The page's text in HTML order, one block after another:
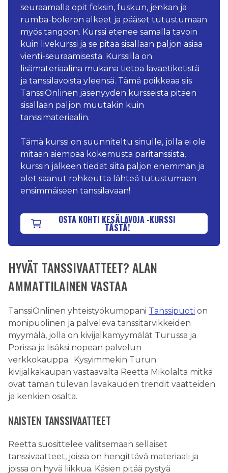
seuraamalla opit foksin, fuskun, jenkan ja
rumba-boleron alkeet ja pääset tutustumaan
myös tangoon. Kurssi etenee samalla tavoin
kuin livekurssi ja se pitää sisällään paljon asiaa
vienti-seuraamisesta. Kurssilla on
lisämateriaalina mukana tietoa lavaetiketistä
ja tanssilavoista yleensä. Tämä poikkeaa siis
TanssiOnlinen jäsenyyden kursseista pitäen
sisällään paljon muutakin kuin
tanssimateriaalin.
Tämä kurssi on suunniteltu sinulle, jolla ei ole
mitään aiempaa kokemusta paritanssista,
kurssin jälkeen tiedät siitä paljon enemmän ja
olet saanut rohkeutta lähteä tutustumaan
ensimmäiseen tanssilavaan!
OSTA KOHTI KESÄLAVOJA -KURSSI
TÄSTÄ!
HYVÄT TANSSIVAATTEET? ALAN
AMMATTILAINEN VASTAA
TanssiOnlinen yhteistyökumppani Tanssipuoti on
monipuolinen ja palveleva tanssitarvikkeiden
myymälä, jolla on kivijalkamyymälät Turussa ja
Porissa ja lisäksi nopean palvelun
verkkokauppa. Kysyimmekin Turun
kivijalkakaupan vastaavalta Reetta Mikolalta mitkä
ovat tämän tulevan lavakauden trendit vaatteiden
ja kenkien osalta.
NAISTEN TANSSIVAATTEET
Reetta suosittelee valitsemaan sellaiset
tanssivaatteet, joissa on hengittävä materiaali ja
joissa on hyvä liikkua. Käsien pitää pystyä